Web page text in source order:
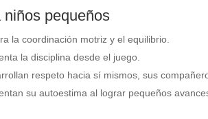
niños pequeños
la coordinación motriz y el equilibrio.
la disciplina desde el juego.
respeto hacia sí mismos, sus
su autoestima al lograr pequeños